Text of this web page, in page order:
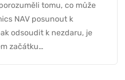
tomu, co může
NAV posunout k
odsoudit k nezdaru, je
začátku…